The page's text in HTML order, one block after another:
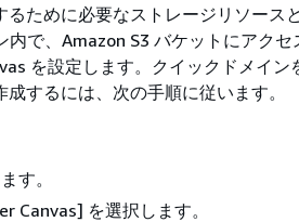
ために必要なストレージリソース
で、Amazon S3 バケットにアクセ
を設定します。クイックドメイン
するには、次の手順に従います。
す。
Canvas] を選択します。